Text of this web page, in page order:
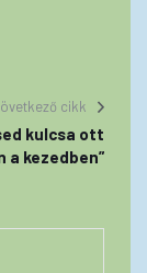
cikk
kulcsa ott
a kezedben”